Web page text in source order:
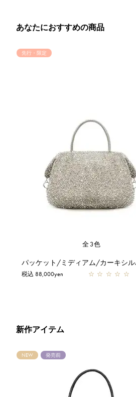
あなたにおすすめの商品
先行・限定
全3色
税込 88,000yen ☆ ☆ ☆ ☆ ☆
新作アイテム
NEW 発売前